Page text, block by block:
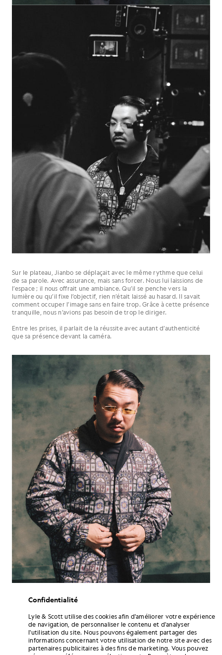
Sur le plateau, Jianbo se déplaçait avec le même rythme que celui
de sa parole. Avec assurance, mais sans forcer. Nous lui laissions de
l’espace ; il nous offrait une ambiance. Qu’il se penche vers la
lumière ou qu’il fixe l’objectif, rien n’était laissé au hasard. Il savait
comment occuper l’image sans en faire trop. Grâce à cette présence
tranquille, nous n’avions pas besoin de trop le diriger.
Entre les prises, il parlait de la réussite avec autant d’authenticité
que sa présence devant la caméra.
Cela reflète également sa philosophie. Pour DC3, le succès n’est pas
simplement la récompense directe de l’effort. Il est intimement lié
aux revers, aux refus, à ces moments où les choses ne se passent pas
comme prévu. « Je pense que le simple fait de me dire aujourd’hui
Confidentialité
Lyle & Scott utilise des cookies afin d'améliorer votre expérience
de navigation, de personnaliser le contenu et d'analyser
l'utilisation du site. Nous pouvons également partager des
informations concernant votre utilisation de notre site avec des
partenaires publicitaires à des fins de marketing. Vous pouvez